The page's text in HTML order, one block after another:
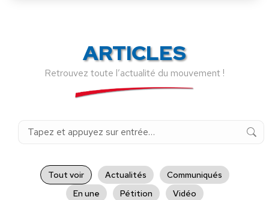
ARTICLES
Retrouvez toute l’actualité du mouvement !
Recherche
Tout voir Actualités
Communiqués
En une
Pétition Vidéo